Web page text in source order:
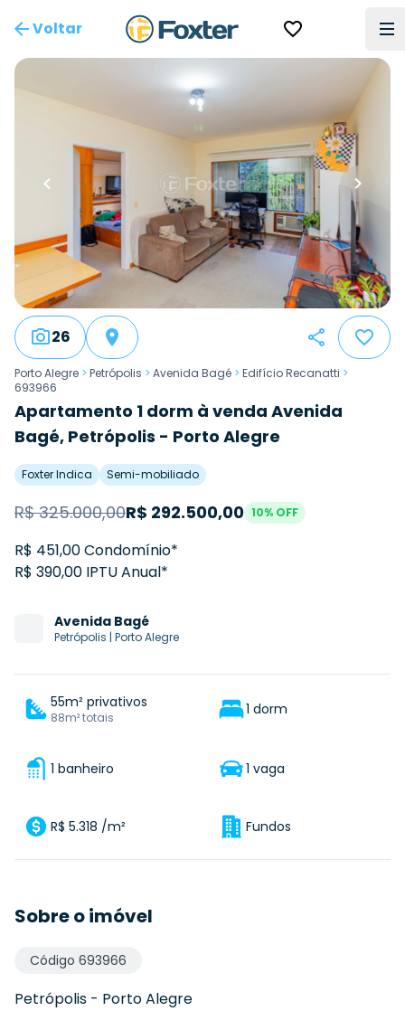
Voltar
26
Porto Alegre > Petrópolis > Avenida Bagé > Edifício Recanatti >
693966
Apartamento 1 dorm à venda Avenida
Bagé, Petrópolis - Porto Alegre
Foxter Indica Semi-mobiliado
R$325.000,00R$ 292.500,00 10% OFF
R$ 451,00 Condomínio*
R$ 390,00 IPTU Anual*
Avenida Bagé
Petrópolis | Porto Alegre
55m² privativos
88m² totais 1 dorm
1 banheiro 1 vaga
R$ 5.318 /m² Fundos
Sobre o imóvel
Código 693966
Petrópolis - Porto Alegre